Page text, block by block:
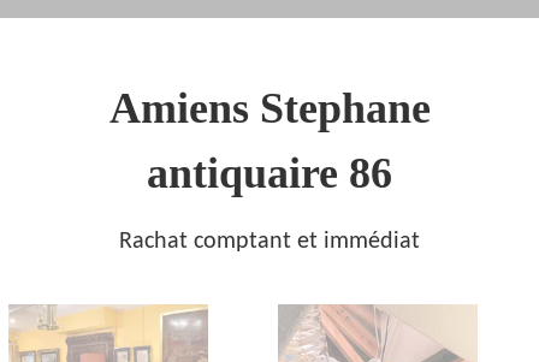
Amiens Stephane
antiquaire 86
Rachat comptant et immédiat